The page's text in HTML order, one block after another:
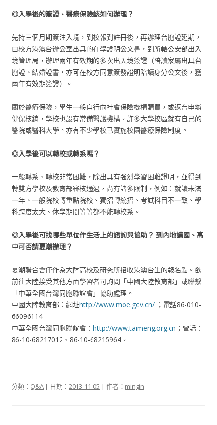
◎入學後的簽證、醫療保險該如何辦理？
先持三個月期簽注入境，到校報到註冊後，再辦理台胞證延期，
由校方港澳台辦公室出具的在學證明公文書，到所轄公安部出入
境管理局，辦理兩年有效期的多次出入境簽證（陪讀家屬出具台
胞證、結婚證書，亦可在校方同意簽發證明陪讀身分公文後，獲
兩年有效期簽證）。
關於醫療保險，學生一般自行向社會保險機構購買，或返台申辦
健保核銷，學校也設有常備醫護機構。許多大學校區就有自己的
醫院或醫科大學。亦有不少學校已實施校園醫療保險制度。
◎入學後可以轉校或轉系嗎？
一般轉系、轉校非常困難，除出具有強烈學習困難證明，並得到
轉雙方學校及教育部審核通過，尚有諸多限制，例如：就讀未滿
一年、一般院校轉重點院校、獨招轉統招、考試科目不一致、學
科跨度太大、休學期間等等都不能轉校系。
◎入學後可找哪些單位作生活上的諮詢與協助？ 到內地讀國、高
中可否請夏潮辦理？
夏潮聯合會僅作為大陸高校及研究所招收港澳台生的報名點。欲
前往大陸接受其他方面學習者可詢問「中國大陸教育部」或聯繫
「中華全國台灣同胞聯誼會」協助處理。
中國大陸教育部：網址http://www.moe.gov.cn/ ；電話86-010-
66096114
中華全國台灣同胞聯誼會： http://www.taimeng.org.cn ；電話：
86-10-68217012、86-10-68215964。
分類： Q&A | 日期： 2013-11-05 | 作者： mingin